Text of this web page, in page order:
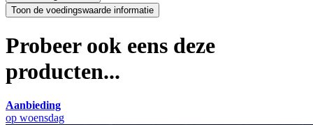
Probeer ook eens deze
producten...
Aanbieding
op woensdag